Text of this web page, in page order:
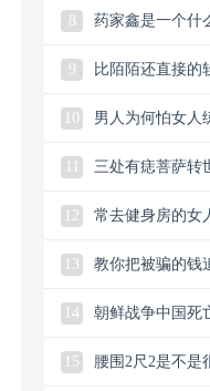
8
药家鑫是一个什
9
比陌陌还直接的
10
男人为何怕女人
三处有痣菩萨转
12
常去健身房的女
13
教你把被骗的钱
14
朝鲜战争中国死
15
腰围2尺2是不是